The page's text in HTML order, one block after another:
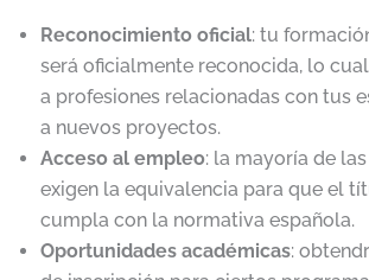
Reconocimiento oficial: tu
será oficialmente reconocida, lo
a profesiones relacionadas con tus
a nuevos proyectos.
Acceso al empleo: la mayoría de
exigen la equivalencia para que el
cumpla con la normativa española.
Oportunidades académicas: